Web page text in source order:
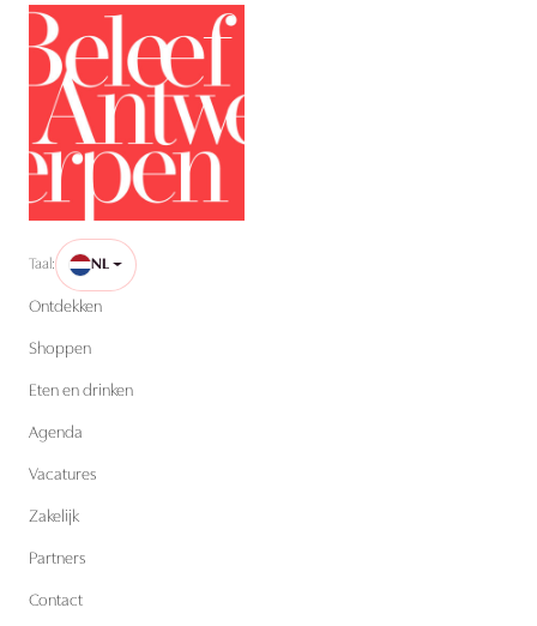
Taal: NL
Ontdekken
Shoppen
Eten en drinken
Agenda
Vacatures
Zakelijk
Partners
Contact